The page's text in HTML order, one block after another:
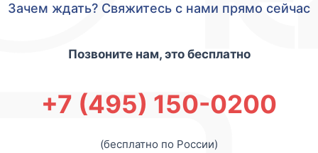
Зачем ждать? Свяжитесь с нами прямо сейчас
Позвоните нам, это бесплатно
+7 (495) 150-0200
(бесплатно по России)